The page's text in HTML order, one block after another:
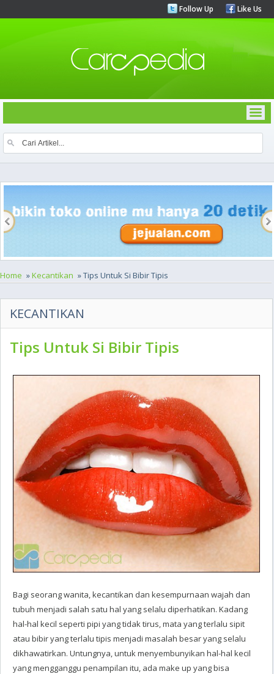
Follow Up Like Us
Home »Kecantikan » Tips Untuk Si Bibir Tipis
KECANTIKAN
Tips Untuk Si Bibir Tipis
Bagi seorang wanita, kecantikan dan kesempurnaan wajah dan
tubuh menjadi salah satu hal yang selalu diperhatikan. Kadang
hal-hal kecil seperti pipi yang tidak tirus, mata yang terlalu sipit
atau bibir yang terlalu tipis menjadi masalah besar yang selalu
dikhawatirkan. Untungnya, untuk menyembunyikan hal-hal kecil
yang mengganggu penampilan itu, ada make up yang bisa